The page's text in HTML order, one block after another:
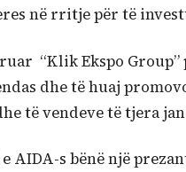
në rritje për të
“Klik Ekspo
dhe të huaj
të vendeve të tjera
AIDA-s bënë një